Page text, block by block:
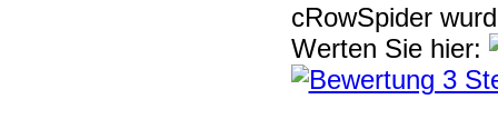
cRowSpider
Werten Sie hier: